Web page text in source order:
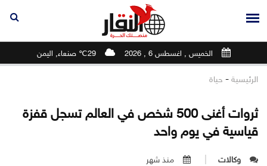
الخميس , اغسطس 6 , 2026 29℃ صنعاء, اليمن
الرئيسية - حياة
ثروات أغنى 500 شخص في العالم تسجل قفزة
قياسية في يوم واحد
وكالات منذ شهر